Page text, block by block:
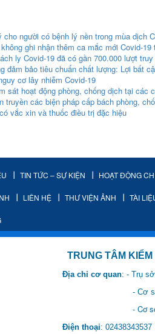
cho người có bệnh lý nền trong mùa dịch
ghi nhận thêm ca mắc mới Covid-19
ly Covid-19 đã có gần 700.000 lượt
đảm bảo tiêu chuẩn chất lượng: Lợi bất
cơ lây nhiễm Covid-19
sát hoạt động phòng, chống dịch tại các
truyền các biện pháp cấp bách phòng,
vắc xin và thuốc điều trị đặc hiệu
TIN TỨC – SỰ KIỆN HOẠT ĐỘNG
LIÊN HỆ THƯ VIỆN ẢNH TÀI
TRUNG TÂM KIỂM SOÁT
Địa chỉ cơ quan: - Trụ
- Cơ sở 2: Khu Hành
- Cơ sở 3: Số 1 Ngõ 2
Điện thoại: